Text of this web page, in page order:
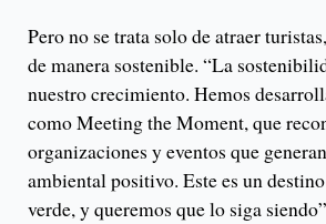
Pero no se trata solo de atraer
de manera sostenible. “La
nuestro crecimiento. Hemos
como Meeting the Moment, que
organizaciones y eventos que
ambiental positivo. Este es un
verde, y queremos que lo siga